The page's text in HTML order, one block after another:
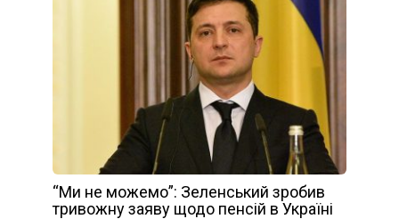
“Ми не можемо”: Зеленський зробив
тривожну заяву щодо пенсій в Україні